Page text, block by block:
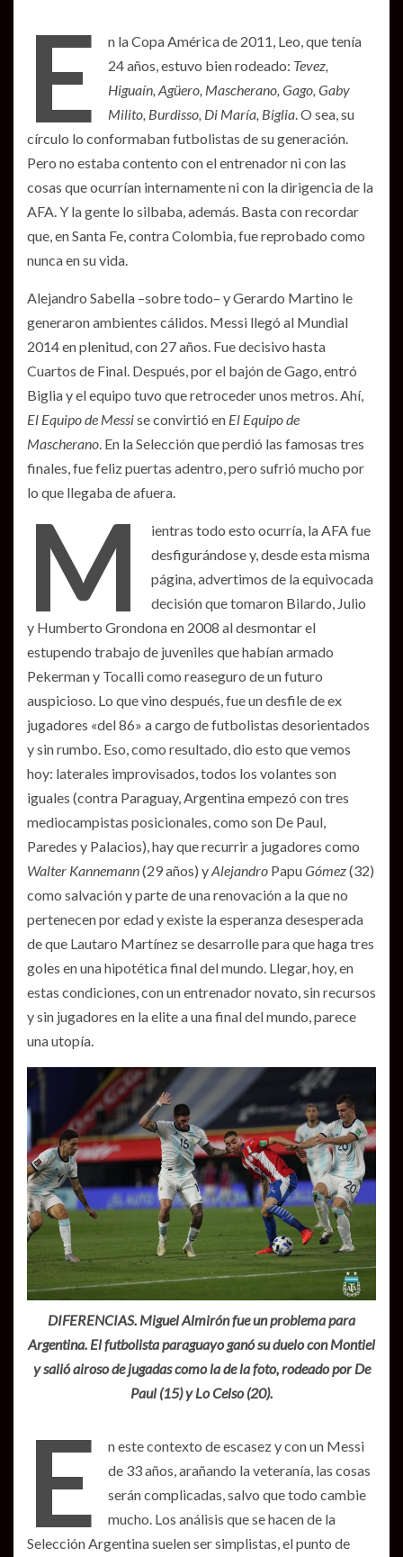
E
n la Copa América de 2011, Leo, que tenía
24 años, estuvo bien rodeado: Tevez,
Higuaín, Agüero, Mascherano, Gago, Gaby
Milito, Burdisso, Di María, Biglia. O sea, su
círculo lo conformaban futbolistas de su generación.
Pero no estaba contento con el entrenador ni con las
cosas que ocurrían internamente ni con la dirigencia de la
AFA. Y la gente lo silbaba, además. Basta con recordar
que, en Santa Fe, contra Colombia, fue reprobado como
nunca en su vida.
Alejandro Sabella –sobre todo– y Gerardo Martino le
generaron ambientes cálidos. Messi llegó al Mundial
2014 en plenitud, con 27 años. Fue decisivo hasta
Cuartos de Final. Después, por el bajón de Gago, entró
Biglia y el equipo tuvo que retroceder unos metros. Ahí,
El Equipo de Messise convirtió en El Equipo de
Mascherano. En la Selección que perdió las famosas tres
finales, fue feliz puertas adentro, pero sufrió mucho por
lo que llegaba de afuera.
M
ientras todo esto ocurría, la AFA fue
desfigurándose y, desde esta misma
página, advertimos de la equivocada
decisión que tomaron Bilardo, Julio
y Humberto Grondona en 2008 al desmontar el
estupendo trabajo de juveniles que habían armado
Pekerman y Tocalli como reaseguro de un futuro
auspicioso. Lo que vino después, fue un desfile de ex
jugadores «del 86» a cargo de futbolistas desorientados
y sin rumbo. Eso, como resultado, dio esto que vemos
hoy: laterales improvisados, todos los volantes son
iguales (contra Paraguay, Argentina empezó con tres
mediocampistas posicionales, como son De Paul,
Paredes y Palacios), hay que recurrir a jugadores como
Walter Kannemann(29 años) yAlejandro PapuGómez(32)
como salvación y parte de una renovación a la que no
pertenecen por edad y existe la esperanza desesperada
de que Lautaro Martínez se desarrolle para que haga tres
goles en una hipotética final del mundo. Llegar, hoy, en
estas condiciones, con un entrenador novato, sin recursos
y sin jugadores en la elite a una final del mundo, parece
una utopía.
DIFERENCIAS. Miguel Almirón fue un problema para
Argentina. El futbolista paraguayo ganó su duelo con Montiel
y salió airoso de jugadas como la de la foto, rodeado por De
Paul (15) y Lo Celso (20).
E
n este contexto de escasez y con un Messi
de 33 años, arañando la veteranía, las cosas
serán complicadas, salvo que todo cambie
mucho. Los análisis que se hacen de la
Selección Argentina suelen ser simplistas, el punto de